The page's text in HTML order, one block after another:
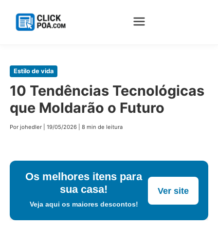
Pular
conteúdo
principal
Estilo de vida
10 Tendências Tecnológicas
que Moldarão o Futuro
Por johedler 19/05/2026 8 min de leitura
Os melhores itens para
sua casa!
Veja aqui os maiores descontos!
Ver site